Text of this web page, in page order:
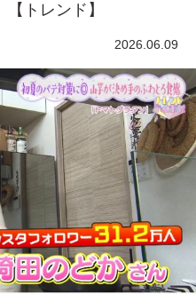
トレンド】
2026.06.09